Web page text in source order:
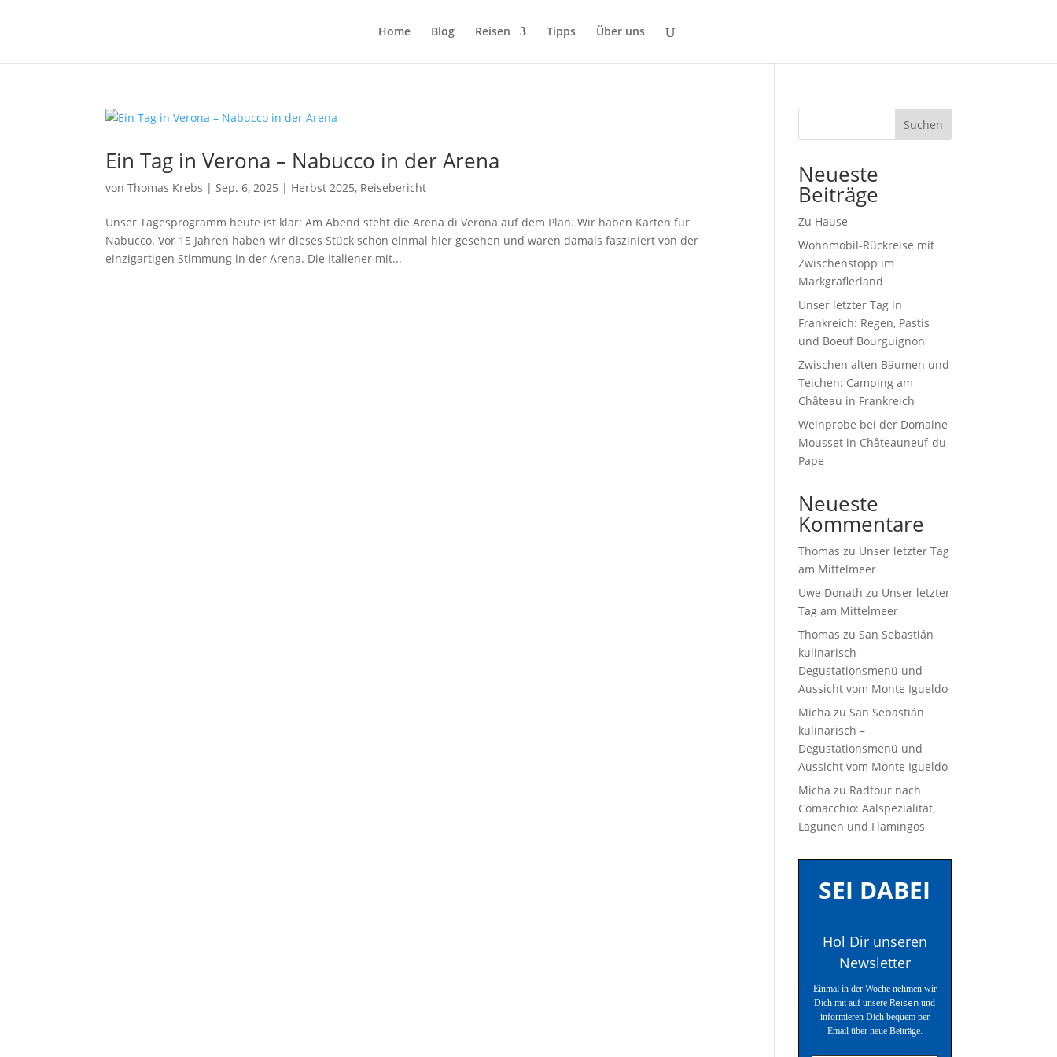
Home Blog Reisen Tipps Über uns
Ein Tag in Verona – Nabucco in der Arena
vonThomas Krebs |Sep. 6, 2025 | Herbst 2025, Reisebericht
Unser Tagesprogramm heute ist klar: Am Abend steht die Arena di Verona auf dem Plan. Wir haben Karten für
Nabucco. Vor 15 Jahren haben wir dieses Stück schon einmal hier gesehen und waren damals fasziniert von der
einzigartigen Stimmung in der Arena. Die Italiener mit...
Suchen
Neueste
Beiträge
Zu Hause
Wohnmobil-Rückreise mit
Zwischenstopp im
Markgräflerland
Unser letzter Tag in
Frankreich: Regen, Pastis
und Boeuf Bourguignon
Zwischen alten Bäumen und
Teichen: Camping am
Château in Frankreich
Weinprobe bei der Domaine
Mousset in Châteauneuf-du-
Pape
Neueste
Kommentare
Thomas zu Unser letzter Tag
am Mittelmeer
Uwe Donath zu Unser letzter
Tag am Mittelmeer
Thomas zuSan Sebastián
kulinarisch –
Degustationsmenü und
Aussicht vom Monte Igueldo
Micha zuSan Sebastián
kulinarisch –
Degustationsmenü und
Aussicht vom Monte Igueldo
Micha zu Radtour nach
Comacchio: Aalspezialität,
Lagunen und Flamingos
SEI DABEI
Hol Dir unseren
Newsletter
Einmal in der Woche nehmen wir
Dich mit auf unsere Reisen und
informieren Dich bequem per
Email über neue Beiträge.